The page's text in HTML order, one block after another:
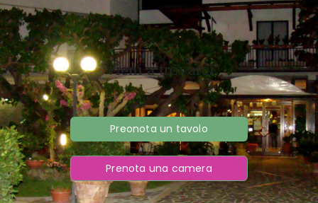
Vieni a trovarci
Preonota un tavolo
Prenota una camera